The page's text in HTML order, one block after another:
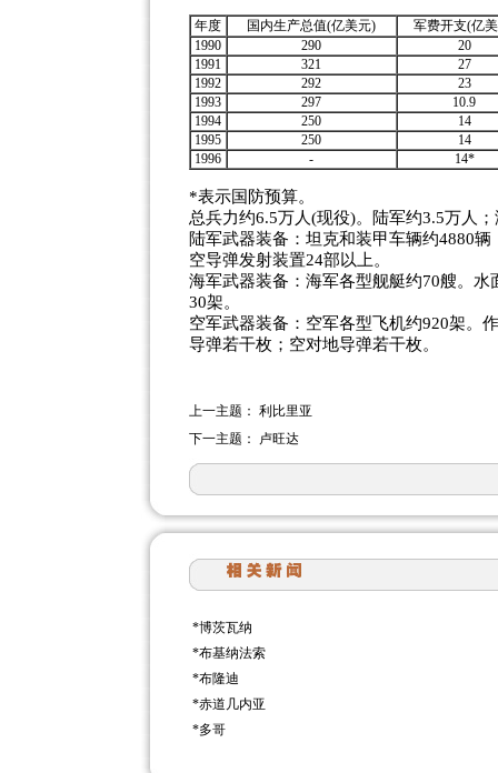
年度 国内生产总值(亿美元)
军费开支(亿
1990
290
20
1991
321
27
1992
292
23
1993
297
10.9
1994
250
14
1995
250
14
1996
- 14*
*表示国防预算。
总兵力约6.5万人(现役)。陆军约3.5万人
陆军武器装备：坦克和装甲车辆约4880
空导弹发射装置24部以上。
海军武器装备：海军各型舰艇约70艘。
30架。
空军武器装备：空军各型飞机约920架。
导弹若干枚；空对地导弹若干枚。
上一主题： 利比里亚
下一主题： 卢旺达
*博茨瓦纳
*布基纳法索
*布隆迪
*赤道几内亚
*多哥